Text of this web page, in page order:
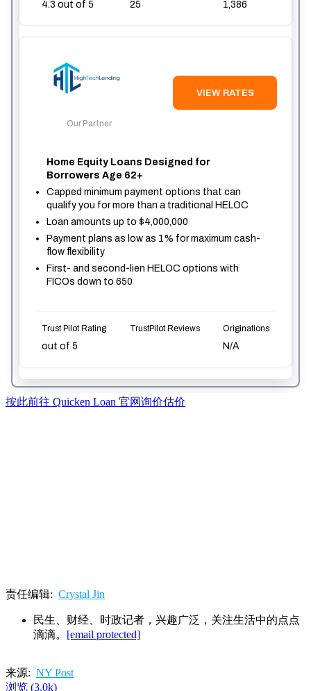
按此前往 Quicken Loan 官网询价估价
责任编辑: Crystal Jin
民生、财经、时政记者，兴趣广泛，关注生活中的点点
滴滴。 [email protected]
来源: NY Post
浏览 (3.0k)